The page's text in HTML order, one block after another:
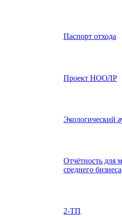
Паспорт отхода
Проект НООЛР
Экологический
Отчётность для
среднего бизнеса
2-ТП